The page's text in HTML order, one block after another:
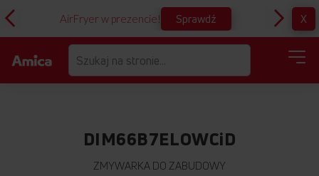
AirFryer w prezencie! Sprawdź X
DIM66B7ELOWCiD
ZMYWARKA DO ZABUDOWY